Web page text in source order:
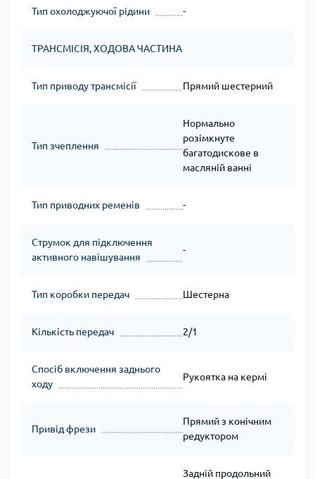
Тип охолоджуючої рідини -
ТРАНСМІСІЯ, ХОДОВА ЧАСТИНА
Тип приводу трансмісії Прямий шестерний
Тип зчеплення
Нормально
розімкнуте
багатодискове в
масляній ванні
Тип приводних ременів -
Струмок для підключення
активного навішування
-
Тип коробки передач Шестерна
Кількість передач 2/1
Спосіб включення заднього
ходу
Рукоятка на кермі
Привід фрези
Прямий з конічним
редуктором
Задній продольний